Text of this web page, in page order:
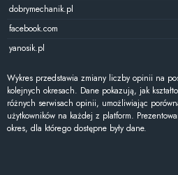
dobrymechanik.pl
facebook.com
yanosik.pl
Wykres przedstawia zmiany liczby opinii na
kolejnych okresach. Dane pokazują, jak
różnych serwisach opinii, umożliwiając
użytkowników na każdej z platform.
okres, dla którego dostępne były dane.